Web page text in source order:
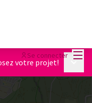
Se connecter
votre projet!